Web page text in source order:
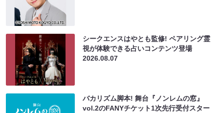
シークエンスはやとも監修! ペアリング霊
視が体験できる占いコンテンツ登場
2026.08.07
バカリズム脚本! 舞台『ノンレムの窓』
vol.2のFANYチケット1次先行受付スター